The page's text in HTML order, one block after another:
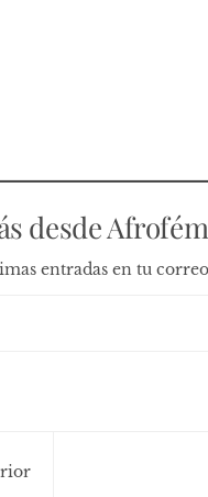
desde
entradas en tu